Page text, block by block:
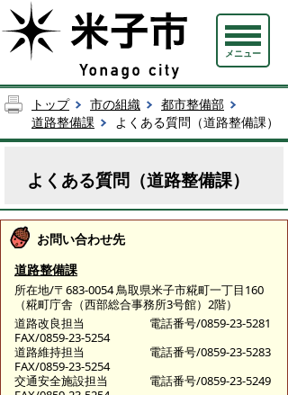
メニュー
トップ 市の組織
都市整備部
道路整備課
よくある質問（道路整備課）
よくある質問（道路整備課）
お問い合わせ先
道路整備課
所在地/〒683-0054 鳥取県米子市糀町一丁目160
（糀町庁舎（西部総合事務所3号館）2階）
道路改良担当
電話番号/0859-23-5281
FAX/0859-23-5254
道路維持担当
電話番号/0859-23-5283
FAX/0859-23-5254
交通安全施設担当
電話番号/0859-23-5249